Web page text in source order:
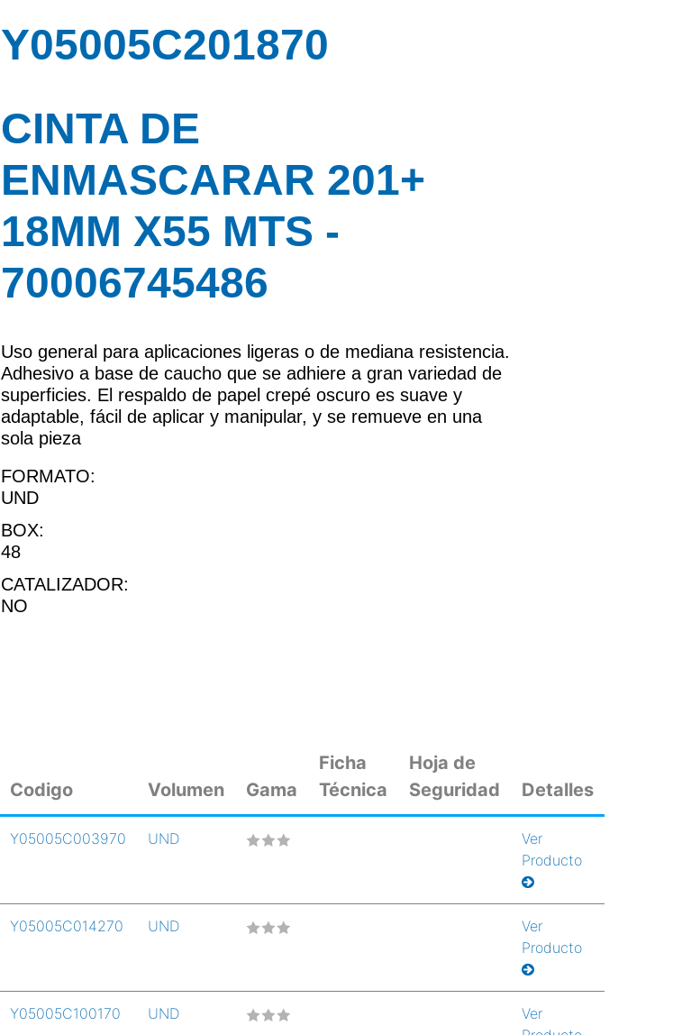
Y05005C201870
CINTA DE
ENMASCARAR 201+
18MM X55 MTS -
70006745486
Uso general para aplicaciones ligeras o de mediana resistencia.
Adhesivo a base de caucho que se adhiere a gran variedad de
superficies. El respaldo de papel crepé oscuro es suave y
adaptable, fácil de aplicar y manipular, y se remueve en una
sola pieza
FORMATO:
UND
BOX:
48
CATALIZADOR:
NO
Codigo Volumen Gama
Ficha
Técnica
Hoja de
Seguridad
Detalles
Y05005C003970 UND
Ver
Producto
Y05005C014270 UND
Ver
Producto
Y05005C100170 UND
Ver